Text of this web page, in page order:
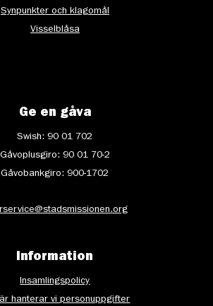
Synpunkter och klagomål
Visselblåsa
Ge en gåva
Swish: 90 01 702
Gåvoplusgiro: 90 01 70-2
Gåvobankgiro: 900-1702
Information
Insamlingspolicy
hanterar vi personuppgifter